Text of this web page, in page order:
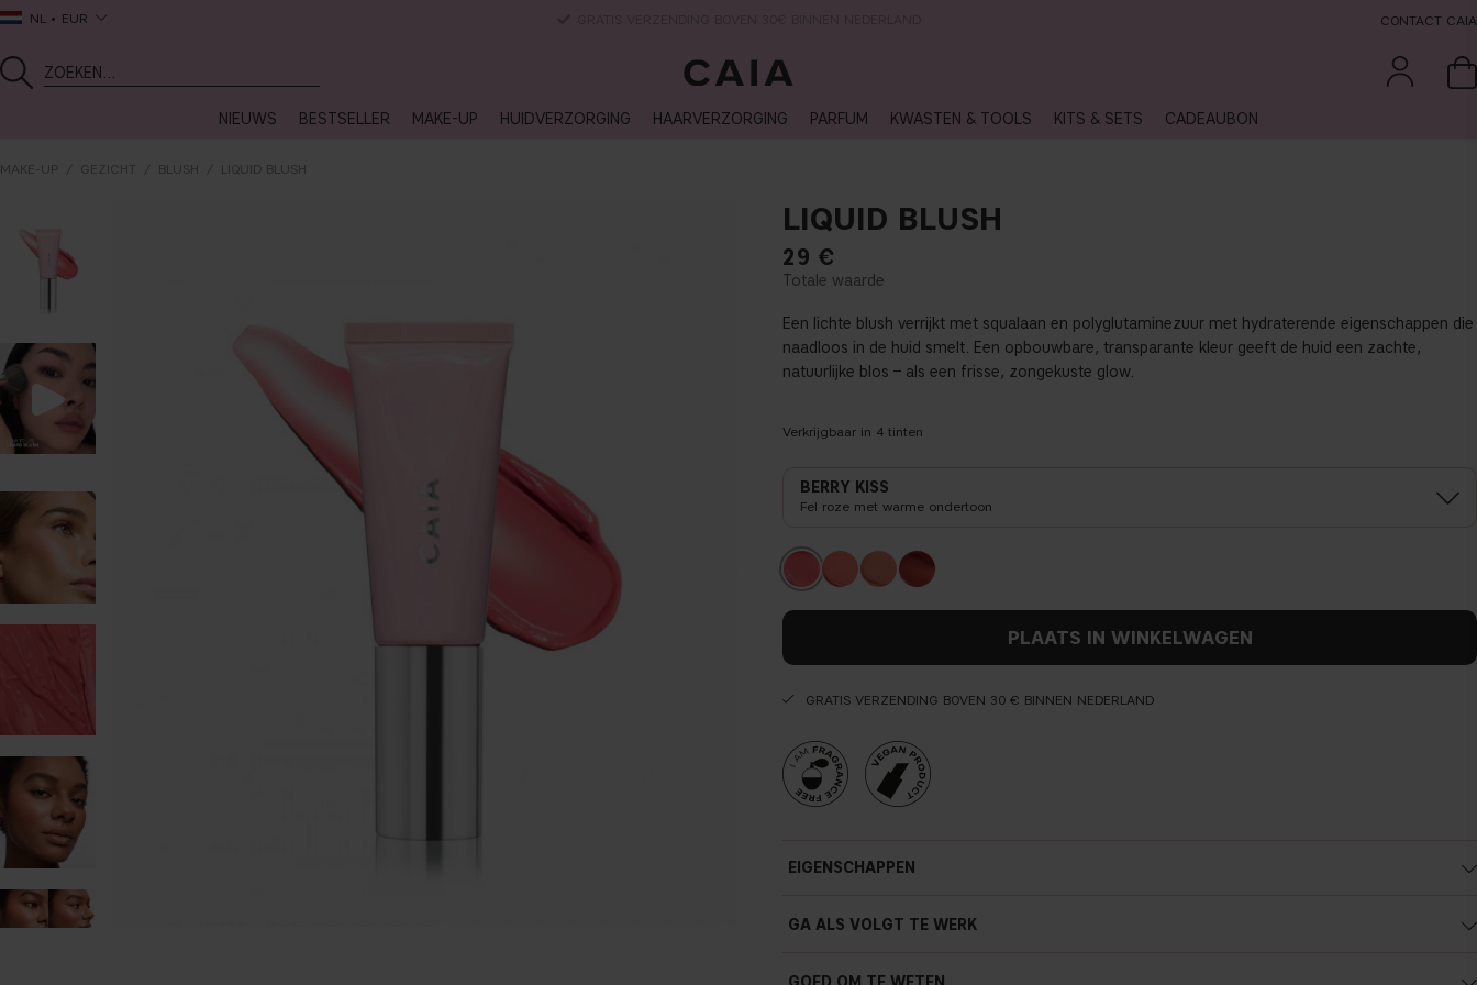
NL EUR CONTACT CAIA
NIEUWS BESTSELLER MAKE-UP HUIDVERZORGING HAARVERZORGING PARFUM KWASTEN & TOOLS KITS & SETS CADEAUBON
MAKE-UP GEZICHT BLUSH LIQUID BLUSH
LIQUID BLUSH
29 €
Een lichte blush verrijkt met squalaan en polyglutaminezuur met hydraterende eigenschappen die
naadloos in de huid smelt. Een opbouwbare, transparante kleur geeft de huid een zachte,
natuurlijke blos – als een frisse, zongekuste glow.
Verkrijgbaar in 4 tinten
BERRY KISS
Fel roze met warme ondertoon
PLAATS IN WINKELWAGEN
GRATIS VERZENDING BOVEN 30 € BINNEN NEDERLAND
EIGENSCHAPPEN
GA ALS VOLGT TE WERK